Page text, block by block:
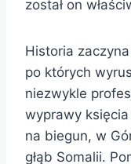
został on
Historia
po których
niezwykle
wyprawy
na biegun, w
głąb Somalii.